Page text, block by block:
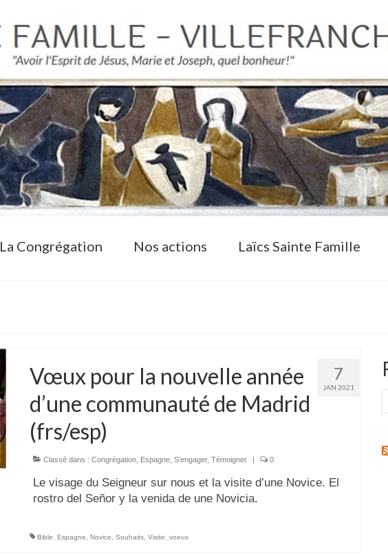
La Congrégation Nos actions Laïcs Sainte Famille
7
JAN 2021
Vœux pour la nouvelle année
d’une communauté de Madrid
(frs/esp)
Classé dans : Congrégation, Espagne, S'engager, Témoigner | 0
Le visage du Seigneur sur nous et la visite d’une Novice. El
rostro del Señor y la venida de une Novicia.
Bible Espagne Novice Souhaits, Visite voeux
: